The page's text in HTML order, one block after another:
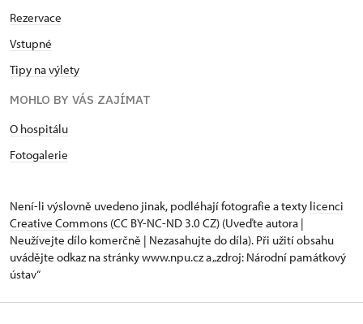
Rezervace
Vstupné
Tipy na výlety
MOHLO BY VÁS ZAJÍMAT
O hospitálu
Fotogalerie
Není-li výslovně uvedeno jinak, podléhají fotografie a texty licenci
Creative Commons (CC BY-NC-ND 3.0 CZ) (Uveďte autora |
Neužívejte dílo komerčně | Nezasahujte do díla). Při užití obsahu
uvádějte odkaz na stránky www.npu.cz a „zdroj: Národní památkový
ústav“